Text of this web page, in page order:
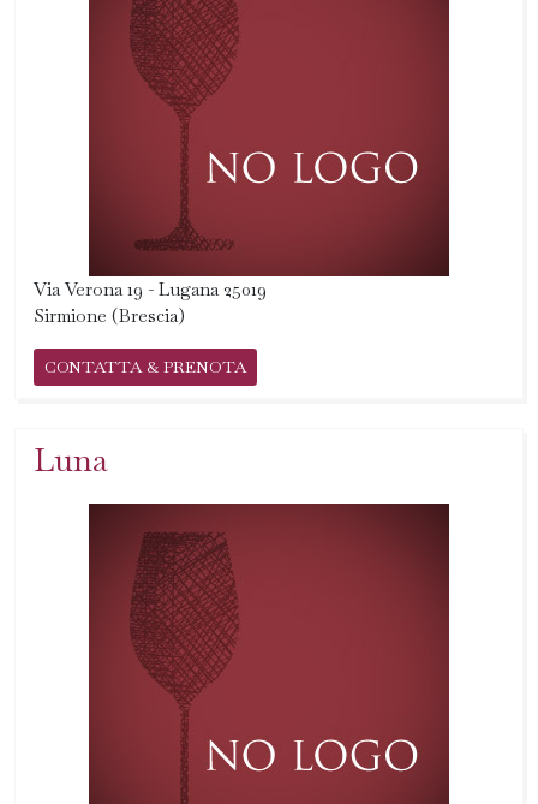
Via Verona 19 - Lugana 25019
Sirmione (Brescia)
CONTATTA & PRENOTA
Luna